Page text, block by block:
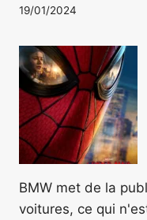
19/01/2024
BMW met de la
voitures, ce qui